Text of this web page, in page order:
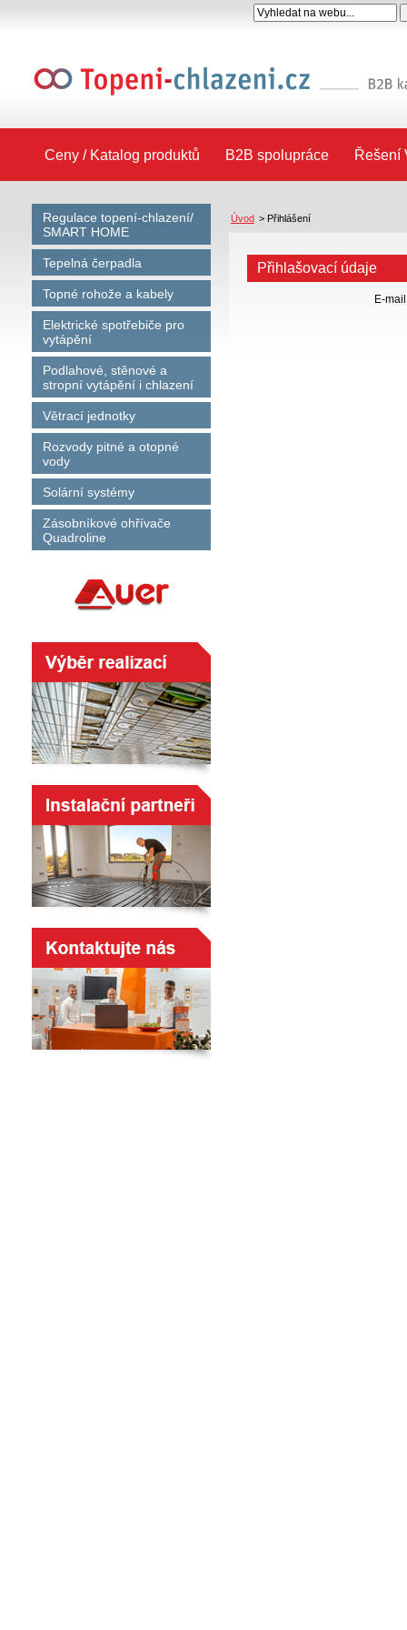
Ceny / Katalog produktů B2B spolupráce Řešení
Regulace topení-chlazení/
SMART HOME
Tepelná čerpadla
Topné rohože a kabely
Elektrické spotřebiče pro
vytápění
Podlahové, stěnové a
stropní vytápění i chlazení
Větrací jednotky
Rozvody pitné a otopné
vody
Solární systémy
Zásobníkové ohřívače
Quadroline
Úvod > Přihlášení
Přihlašovací údaje
E-